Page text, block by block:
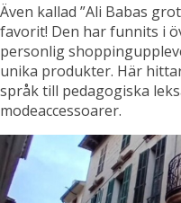
Även kallad ”Ali Babas
favorit! Den har funnits i
personlig
unika produkter. Här
språk till pedagogiska
modeaccessoarer.